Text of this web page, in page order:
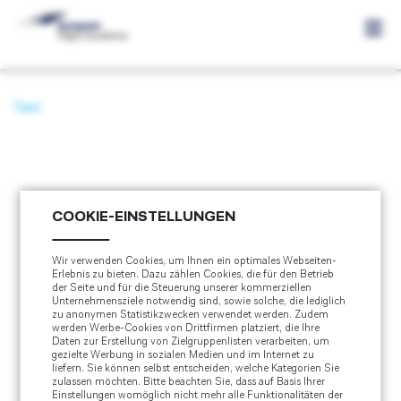
COOKIE-EINSTELLUNGEN
Wir verwenden Cookies, um Ihnen ein optimales Webseiten-
Erlebnis zu bieten. Dazu zählen Cookies, die für den Betrieb
der Seite und für die Steuerung unserer kommerziellen
Unternehmensziele notwendig sind, sowie solche, die lediglich
zu anonymen Statistikzwecken verwendet werden. Zudem
werden Werbe-Cookies von Drittfirmen platziert, die Ihre
Daten zur Erstellung von Zielgruppenlisten verarbeiten, um
gezielte Werbung in sozialen Medien und im Internet zu
liefern. Sie können selbst entscheiden, welche Kategorien Sie
zulassen möchten. Bitte beachten Sie, dass auf Basis Ihrer
Einstellungen womöglich nicht mehr alle Funktionalitäten der
Ausbildungsverlauf Schulung CH
Akademisierung der Ausbildung
Voraussetzungen und Auswahlprozess
Voraussetzungen und Auswahlprozess
Schulung CH
Anmeldung DLR Test
Jetzt bewerben
Kosten Übersicht
Kosten und Leistungen Übersicht
Kosten und Leistungen Schulung DE
Kosten und Leistungen Schulung CH
Finanzierung
Finanzierung Übersicht
Finanzierung Schulung DE
Finanzierung Schulung CH
Perspektiven
Berufsbild Pilot
Campus und Karriere
Airline Förderprogramme
Infoevents
Über EFA
Kontakt
FAQ
EN |DE
Test
TEST COMP
asasdasdqweqwe qw eqw eqw wsfsdf we fwe f EF
Test Deutsch